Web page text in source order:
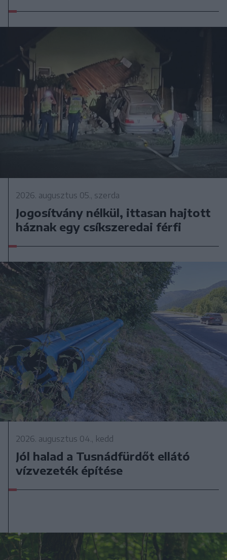
2026. augusztus 05., szerda
Jogosítvány nélkül, ittasan hajtott
háznak egy csíkszeredai férfi
2026. augusztus 04., kedd
Jól halad a Tusnádfürdőt ellátó
vízvezeték építése